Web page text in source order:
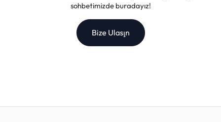
sohbetimizde buradayız!
Bize Ulaşın